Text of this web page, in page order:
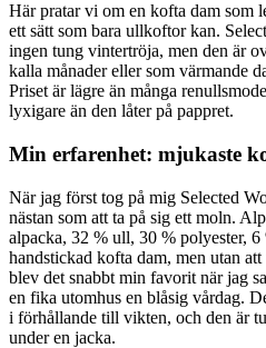
Här pratar vi om en kofta dam som
ett sätt som bara ullkoftor kan.
ingen tung vintertröja, men den är
kalla månader eller som värmande
Priset är lägre än många
lyxigare än den låter på pappret.
Min erfarenhet: mjukaste
När jag först tog på mig Selected
nästan som att ta på sig ett moln.
alpacka, 32 % ull, 30 % polyester, 6
handstickad kofta dam, men utan
blev det snabbt min favorit när jag
en fika utomhus en blåsig vårdag.
i förhållande till vikten, och den är
under en jacka.